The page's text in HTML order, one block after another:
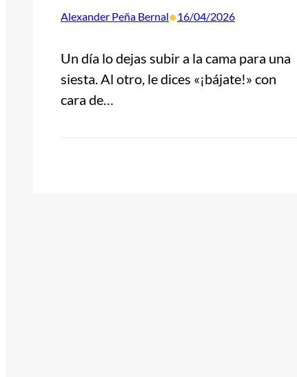
Alexander Peña Bernal•16/04/2026
Un día lo dejas subir a la cama para una
siesta. Al otro, le dices «¡bájate!» con
cara de…